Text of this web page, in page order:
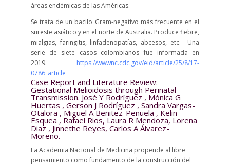
áreas endémicas de las Américas.
Se trata de un bacilo Gram-negativo más frecuente en el
sureste asiático y en el norte de Australia. Produce fiebre,
mialgias, faringitis, linfadenopatías, abcesos, etc. Una
serie de siete casos colombianos fue informada en
2019. https://wwwnc.cdc.gov/eid/article/25/8/17-
0786_article
Case Report and Literature Review:
Gestational Melioidosis through Perinatal
Transmission. José Y Rodríguez , Mónica G
Huertas , Gerson J Rodríguez , Sandra Vargas-
Otalora ,Miguel A Benıtez-Peñuela , Kelin
Esquea , Rafael Rios, Laura R Mendoza, Lorena
Diaz , Jinnethe Reyes, Carlos A Álvarez-
Moreno.
La Academia Nacional de Medicina propende al libre
pensamiento como fundamento de la construcción del